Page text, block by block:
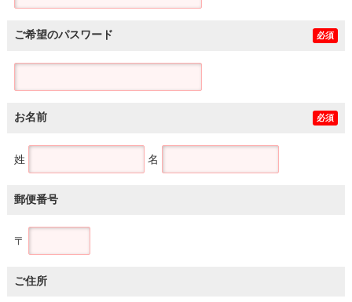
ご希望のパスワード 必須
お名前 必須
姓 名
郵便番号
〒
ご住所